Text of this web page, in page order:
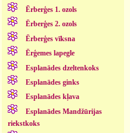
Ērberģes 1. ozols
Ērberģes 2. ozols
Ērberģes vīksna
Ērģemes lapegle
Esplanādes dzeltenkoks
Esplanādes ginks
Esplanādes kļava
Esplanādes Mandžūrijas
riekstkoks